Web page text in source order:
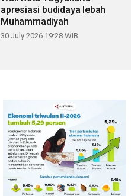
apresiasi budidaya lebah
Muhammadiyah
30 July 2026 19:28 WIB